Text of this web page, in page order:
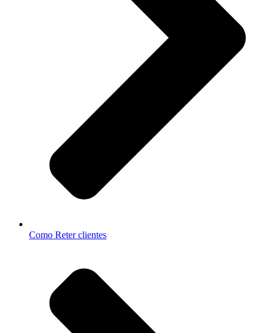
Como Reter clientes